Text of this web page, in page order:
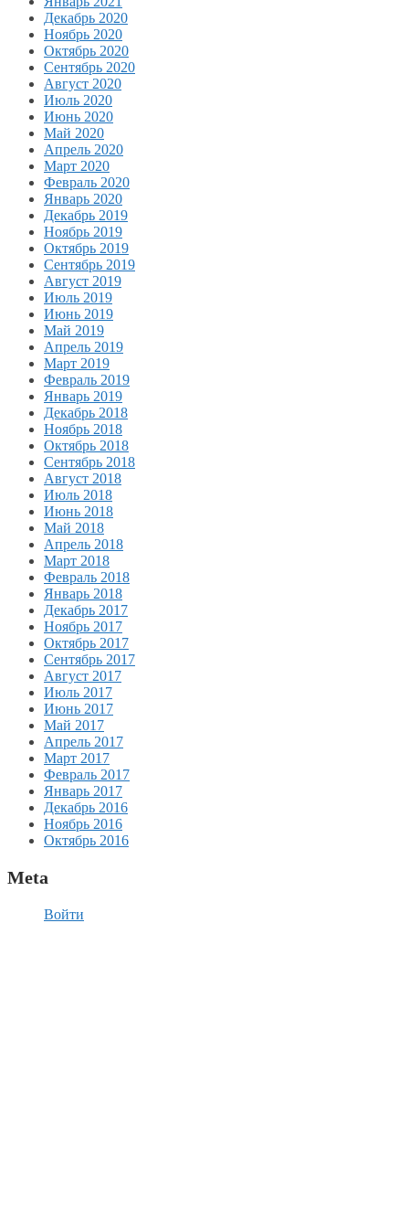
Декабрь 2020
Ноябрь 2020
Октябрь 2020
Сентябрь 2020
Август 2020
Июль 2020
Июнь 2020
Май 2020
Апрель 2020
Март 2020
Февраль 2020
Январь 2020
Декабрь 2019
Ноябрь 2019
Октябрь 2019
Сентябрь 2019
Август 2019
Июль 2019
Июнь 2019
Май 2019
Апрель 2019
Март 2019
Февраль 2019
Январь 2019
Декабрь 2018
Ноябрь 2018
Октябрь 2018
Сентябрь 2018
Август 2018
Июль 2018
Июнь 2018
Май 2018
Апрель 2018
Март 2018
Февраль 2018
Январь 2018
Декабрь 2017
Ноябрь 2017
Октябрь 2017
Сентябрь 2017
Август 2017
Июль 2017
Июнь 2017
Май 2017
Апрель 2017
Март 2017
Февраль 2017
Январь 2017
Декабрь 2016
Ноябрь 2016
Октябрь 2016
Meta
Войти